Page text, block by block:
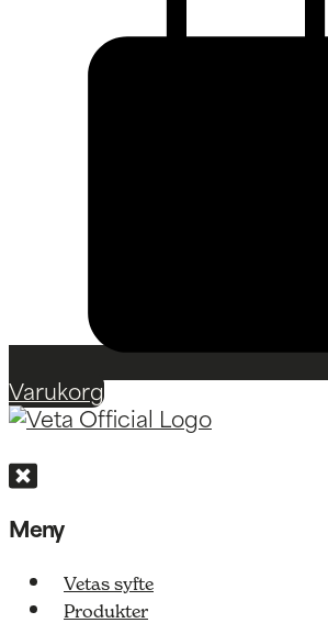
Varukorg
Meny
Vetas syfte
Produkter